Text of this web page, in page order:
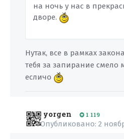
на ночь у нас в
дворе.
Нутак, все в рамках
тебя за запирание смело
есличо
yorgen 1 119
Опубликовано: 2